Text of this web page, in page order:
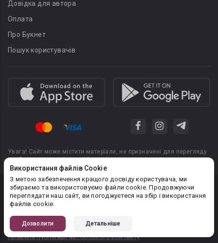
Використання файлів Cookie
З метою забезпечення кращого досвіду користувача, ми
збираємо та використовуємо файли cookie. Продовжуючи
переглядати наш сайт, ви погоджуєтеся на збір і використання
файлів cookie.
Дозволити Детальніше
Довідка для автора
Оплата
Про Букнет
Пошук користувачів
Увага! Сайт може містити матеріали, не призначені для перегляду
особами, які не досягли 18 років!
Privacy policy
Угода користувача
Політика конфіденційності
Правила публікації авторського контенту